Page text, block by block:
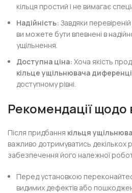
кільця простий і не вимагає
Надійність: Завдяки
ви можете бути впевнені в
ущільнення.
Доступна ціна: Хоча якість
кільце ущільнювача
доступному рівні.
Рекомендації щодо
Після придбання кільця
важливо дотримуватись декількох
забезпечення його належної
Перед установкою
видимих дефектів або